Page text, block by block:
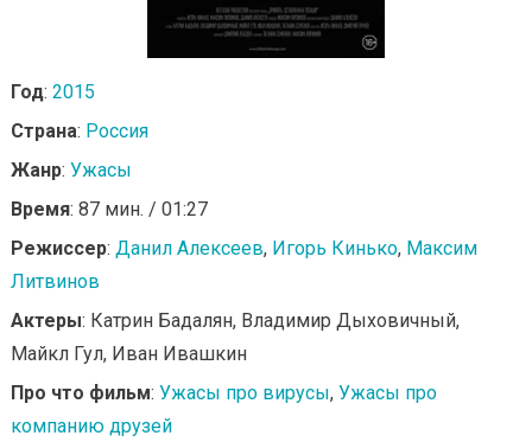
Год: 2015
Страна: Россия
Жанр: Ужасы
Время: 87 мин. / 01:27
Режиссер: Данил Алексеев, Игорь Кинько, Максим
Литвинов
Актеры: Катрин Бадалян, Владимир Дыховичный,
Майкл Гул, Иван Ивашкин
Про что фильм: Ужасы про вирусы, Ужасы про
компанию друзей